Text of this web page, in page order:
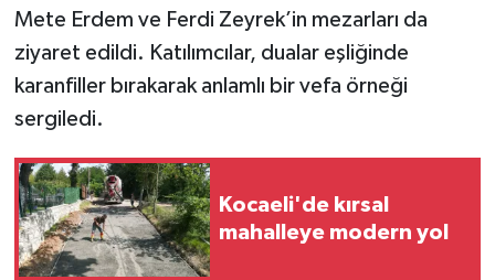
Mete Erdem ve Ferdi Zeyrek’in mezarları da
ziyaret edildi. Katılımcılar, dualar eşliğinde
karanfiller bırakarak anlamlı bir vefa örneği
sergiledi.
Kocaeli'de kırsal
mahalleye modern yol